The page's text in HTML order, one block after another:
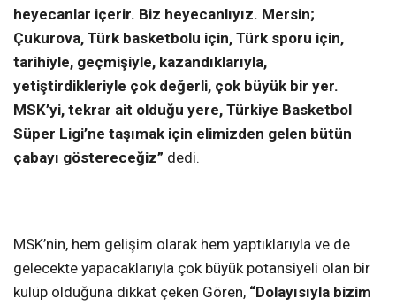
heyecanlar içerir. Biz heyecanlıyız. Mersin;
Çukurova, Türk basketbolu için, Türk sporu için,
tarihiyle, geçmişiyle, kazandıklarıyla,
yetiştirdikleriyle çok değerli, çok büyük bir yer.
MSK’yi, tekrar ait olduğu yere, Türkiye Basketbol
Süper Ligi’ne taşımak için elimizden gelen bütün
çabayı göstereceğiz” dedi.
MSK’nin, hem gelişim olarak hem yaptıklarıyla ve de
gelecekte yapacaklarıyla çok büyük potansiyeli olan bir
kulüp olduğuna dikkat çeken Gören, “Dolayısıyla bizim